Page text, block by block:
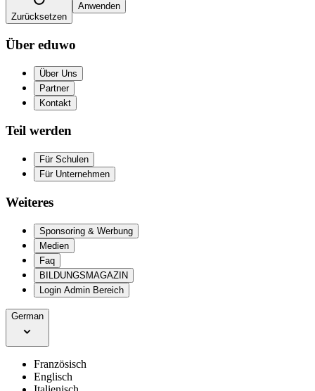
Zurücksetzen
Anwenden
Über eduwo
Über Uns
Partner
Kontakt
Teil werden
Für Schulen
Für Unternehmen
Weiteres
Sponsoring & Werbung
Medien
Faq
BILDUNGSMAGAZIN
Login Admin Bereich
German
Französisch
Englisch